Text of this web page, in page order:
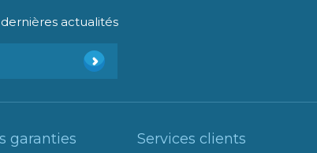
actualités
garanties Services clients